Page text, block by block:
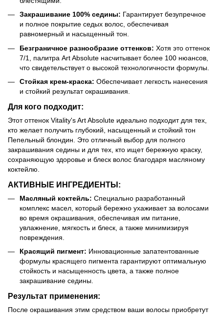
Закрашивание 100% седины: Гарантирует безупречное
и полное покрытие седых волос, обеспечивая
равномерный и насыщенный тон.
Безграничное разнообразие оттенков: Хотя это оттенок
7/1, палитра Art Absolute насчитывает более 100 нюансов,
что свидетельствует о высокой технологичности формулы.
Стойкая крем-краска: Обеспечивает легкость нанесения
и стойкий результат окрашивания.
Для кого подходит:
Этот оттенок Vitality's Art Absolute идеально подходит для тех,
кто желает получить глубокий, насыщенный и стойкий тон
Пепельный блондин. Это отличный выбор для полного
закрашивания седины и для тех, кто ищет бережную краску,
сохраняющую здоровье и блеск волос благодаря масляному
коктейлю.
АКТИВНЫЕ ИНГРЕДИЕНТЫ:
Масляный коктейль: Специально разработанный
комплекс масел, который бережно ухаживает за волосами
во время окрашивания, обеспечивая им питание,
увлажнение, мягкость и блеск, а также минимизируя
повреждения.
Красящий пигмент: Инновационные запатентованные
формулы красящего пигмента гарантируют оптимальную
стойкость и насыщенность цвета, а также полное
закрашивание седины.
Результат применения:
После окрашивания этим средством ваши волосы приобретут